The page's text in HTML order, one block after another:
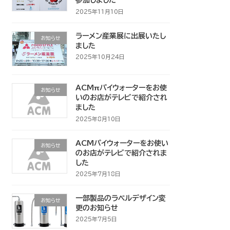
2025年11月10日
お知らせ
ラーメン産業展に出展いたし
ました
2025年10月24日
お知らせ
ACMπパイウォーターをお使
いのお店がテレビで紹介され
ました
2025年8月10日
お知らせ
ACMパイウォーターをお使い
のお店がテレビで紹介されま
した
2025年7月18日
お知らせ
一部製品のラベルデザイン変
更のお知らせ
2025年7月5日